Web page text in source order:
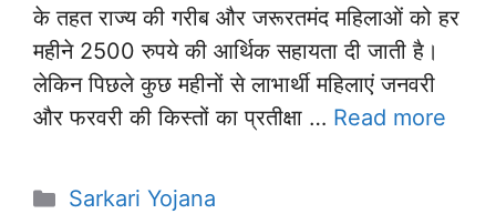
के तहत राज्य की गरीब और जरूरतमंद महिलाओं को हर
महीने 2500 रुपये की आर्थिक सहायता दी जाती है।
लेकिन पिछले कुछ महीनों से लाभार्थी महिलाएं जनवरी
और फरवरी की किस्तों का प्रतीक्षा … Read more
Categories
Sarkari Yojana